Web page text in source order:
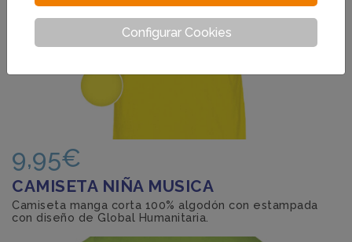
9,95€
CAMISETA NIÑA MUSICA
Camiseta manga corta 100% algodón con estampada
con diseño de Global Humanitaria.
Configurar Cookies